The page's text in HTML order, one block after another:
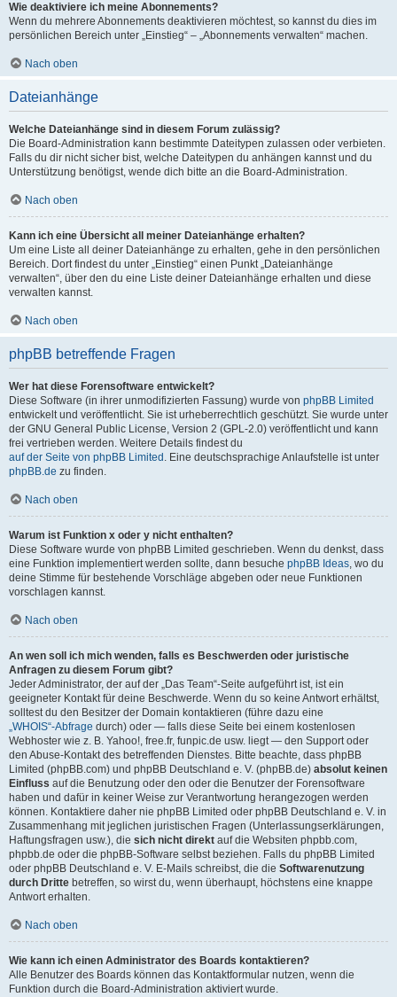
Wie deaktiviere ich meine Abonnements?
Wenn du mehrere Abonnements deaktivieren möchtest, so kannst du dies im
persönlichen Bereich unter „Einstieg“ – „Abonnements verwalten“ machen.
Nach oben
Dateianhänge
Welche Dateianhänge sind in diesem Forum zulässig?
Die Board-Administration kann bestimmte Dateitypen zulassen oder verbieten.
Falls du dir nicht sicher bist, welche Dateitypen du anhängen kannst und du
Unterstützung benötigst, wende dich bitte an die Board-Administration.
Nach oben
Kann ich eine Übersicht all meiner Dateianhänge erhalten?
Um eine Liste all deiner Dateianhänge zu erhalten, gehe in den persönlichen
Bereich. Dort findest du unter „Einstieg“ einen Punkt „Dateianhänge
verwalten“, über den du eine Liste deiner Dateianhänge erhalten und diese
verwalten kannst.
Nach oben
phpBB betreffende Fragen
Wer hat diese Forensoftware entwickelt?
Diese Software (in ihrer unmodifizierten Fassung) wurde von phpBB Limited
entwickelt und veröffentlicht. Sie ist urheberrechtlich geschützt. Sie wurde unter
der GNU General Public License, Version 2 (GPL-2.0) veröffentlicht und kann
frei vertrieben werden. Weitere Details findest du
auf der Seite von phpBB Limited . Eine deutschsprachige Anlaufstelle ist unter
phpBB.de zu finden.
Nach oben
Warum ist Funktion x oder y nicht enthalten?
Diese Software wurde von phpBB Limited geschrieben. Wenn du denkst, dass
eine Funktion implementiert werden sollte, dann besuche phpBB Ideas, wo du
deine Stimme für bestehende Vorschläge abgeben oder neue Funktionen
vorschlagen kannst.
Nach oben
An wen soll ich mich wenden, falls es Beschwerden oder juristische
Anfragen zu diesem Forum gibt?
Jeder Administrator, der auf der „Das Team“-Seite aufgeführt ist, ist ein
geeigneter Kontakt für deine Beschwerde. Wenn du so keine Antwort erhältst,
solltest du den Besitzer der Domain kontaktieren (führe dazu eine
„WHOIS“-Abfrage durch) oder — falls diese Seite bei einem kostenlosen
Webhoster wie z. B. Yahoo!, free.fr, funpic.de usw. liegt — den Support oder
den Abuse-Kontakt des betreffenden Dienstes. Bitte beachte, dass phpBB
Limited (phpBB.com) und phpBB Deutschland e. V. (phpBB.de) absolut keinen
Einfluss auf die Benutzung oder den oder die Benutzer der Forensoftware
haben und dafür in keiner Weise zur Verantwortung herangezogen werden
können. Kontaktiere daher nie phpBB Limited oder phpBB Deutschland e. V. in
Zusammenhang mit jeglichen juristischen Fragen (Unterlassungserklärungen,
Haftungsfragen usw.), die sich nicht direkt auf die Websiten phpbb.com,
phpbb.de oder die phpBB-Software selbst beziehen. Falls du phpBB Limited
oder phpBB Deutschland e. V. E-Mails schreibst, die die Softwarenutzung
durch Dritte betreffen, so wirst du, wenn überhaupt, höchstens eine knappe
Antwort erhalten.
Nach oben
Wie kann ich einen Administrator des Boards kontaktieren?
Alle Benutzer des Boards können das Kontaktformular nutzen, wenn die
Funktion durch die Board-Administration aktiviert wurde.